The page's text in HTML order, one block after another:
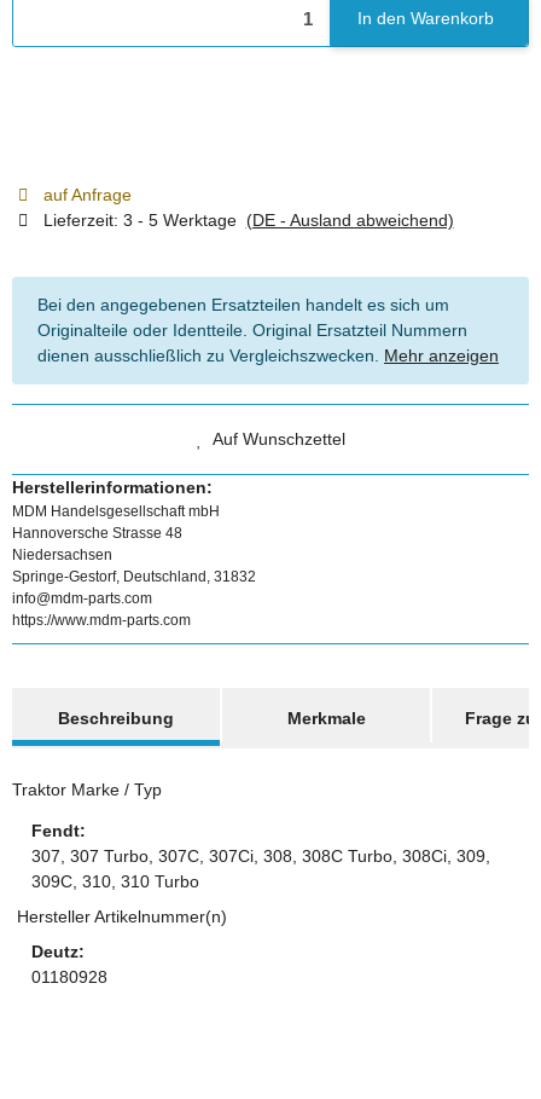
In den Warenkorb
auf Anfrage
Lieferzeit: 3 - 5 Werktage (DE - Ausland abweichend)
Bei den angegebenen Ersatzteilen handelt es sich um
Originalteile oder Identteile. Original Ersatzteil Nummern
dienen ausschließlich zu Vergleichszwecken. Mehr anzeigen
Auf Wunschzettel
Herstellerinformationen:
MDM Handelsgesellschaft mbH
Hannoversche Strasse 48
Niedersachsen
Springe-Gestorf, Deutschland, 31832
info@mdm-parts.com
https://www.mdm-parts.com
Beschreibung
Merkmale Frage
Traktor Marke / Typ
Fendt:
307, 307 Turbo, 307C, 307Ci, 308, 308C Turbo, 308Ci, 309,
309C, 310, 310 Turbo
Hersteller Artikelnummer(n)
Deutz:
01180928